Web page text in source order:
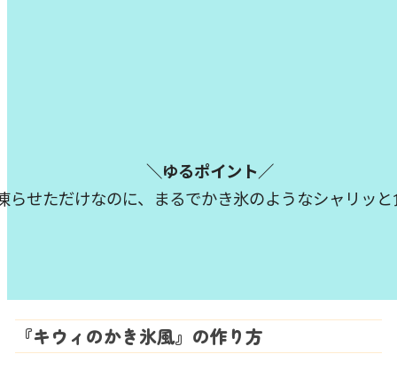
＼ゆるポイント／
らせただけなのに、まるでかき氷のようなシャリッ
『キウィのかき氷風』の作り方